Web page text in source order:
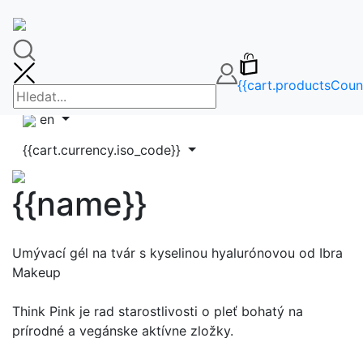
FAQ
info@makeupbag.sk
Kontakt
Instagram
en
{{cart.currency.iso_code}}
{{name}}
Umývací gél na tvár s kyselinou hyalurónovou od Ibra
Makeup
Think Pink je rad starostlivosti o pleť bohatý na
prírodné a vegánske aktívne zložky.